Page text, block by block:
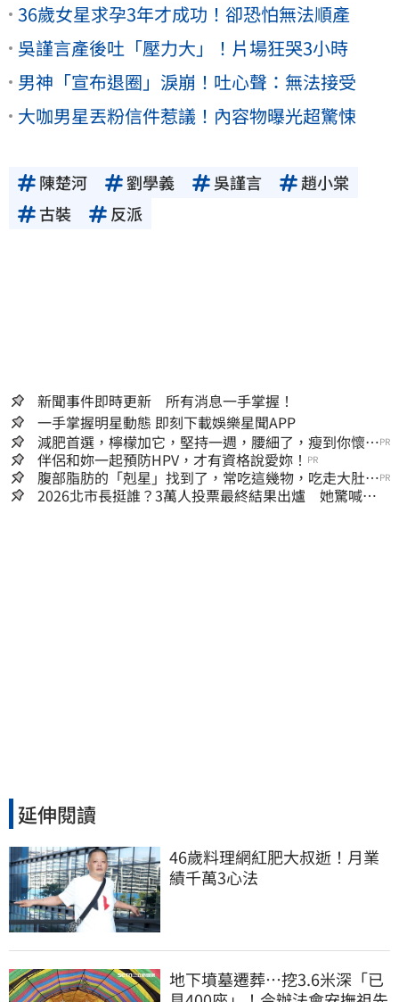
36歲女星求孕3年才成功！卻恐怕無法順產
吳謹言產後吐「壓力大」！片場狂哭3小時
男神「宣布退圈」淚崩！吐心聲：無法接受
大咖男星丟粉信件惹議！內容物曝光超驚悚
陳楚河 劉學義 吳謹言
趙小棠
古裝
反派
新聞事件即時更新 所有消息一手掌握！
一手掌握明星動態 即刻下載娛樂星聞APP
減肥首選，檸檬加它，堅持一週，腰細了，瘦到你懷疑
人生
PR
伴侶和妳一起預防HPV，才有資格說愛妳！ PR
腹部脂肪的「剋星」找到了，常吃這幾物，吃走大肚
囊，瘦出小蠻腰
PR
2026北市長挺誰？3萬人投票最終結果出爐 她驚喊：
延伸閱讀
46歲料理網紅肥大叔逝！月業
績千萬3心法
地下墳墓遷葬…挖3.6米深「已